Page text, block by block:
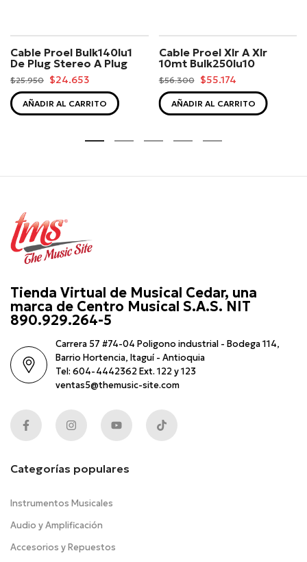
Cable Proel Bulk140lu1
De Plug Stereo A Plug
$25.950 $24.653
AÑADIR AL CARRITO
Cable Proel Xlr A Xlr
10mt Bulk250lu10
$56.300 $55.174
AÑADIR AL CARRITO
Tienda Virtual de Musical Cedar, una
marca de Centro Musical S.A.S. NIT
890.929.264-5
Carrera 57 #74-04 Poligono industrial - Bodega 114,
Barrio Hortencia, Itaguí - Antioquia
Tel: 604-4442362 Ext. 122 y 123
ventas5@themusic-site.com
Categorías populares
Instrumentos Musicales
Audio y Amplificación
Accesorios y Repuestos